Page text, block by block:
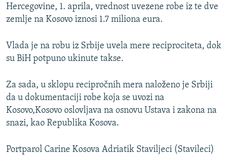
TV LIBERTY
POST SCRIPTUM
MOJA EVROPA
TRI DECENIJE OD RATA U BIH
SVE KARTE DEJTONA
NASTANAK I RASPAD JUGOSLAVIJE
Sve RFE/RL stranice
Hercegovine, 1. aprila, vrednost uvezene robe iz te dve
zemlje na Kosovo iznosi 1.7 miliona eura.
Vlada je na robu iz Srbije uvela mere reciprociteta, dok
su BiH potpuno ukinute takse.
Za sada, u sklopu recipročnih mera naloženo je Srbiji
da u dokumentaciji robe koja se uvozi na
Kosovo,Kosovo oslovljava na osnovu Ustava i zakona na
snazi, kao Republika Kosova.
Portparol Carine Kosova Adriatik Staviljeci (Stavileci)